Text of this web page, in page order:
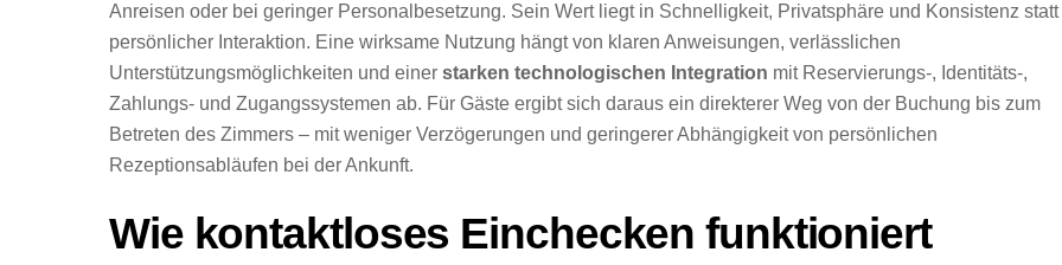
Anreisen oder bei geringer Personalbesetzung. Sein Wert liegt in Schnelligkeit, Privatsphäre und Konsistenz statt
persönlicher Interaktion. Eine wirksame Nutzung hängt von klaren Anweisungen, verlässlichen
Unterstützungsmöglichkeiten und einer starken technologischen Integration mit Reservierungs-, Identitäts-,
Zahlungs- und Zugangssystemen ab. Für Gäste ergibt sich daraus ein direkterer Weg von der Buchung bis zum
Betreten des Zimmers – mit weniger Verzögerungen und geringerer Abhängigkeit von persönlichen
Rezeptionsabläufen bei der Ankunft.
Wie kontaktloses Einchecken funktioniert